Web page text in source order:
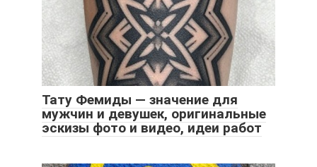
Тату Фемиды — значение для
мужчин и девушек, оригинальные
эскизы фото и видео, идеи работ